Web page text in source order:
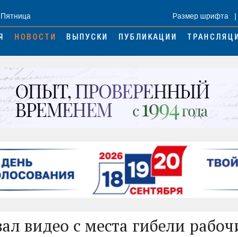
Пятница Размер шрифта
НОВОСТИ ВЫПУСКИ ПУБЛИКАЦИИ
видео с места гибели